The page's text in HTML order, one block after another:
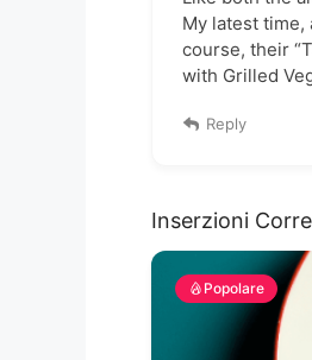
My latest time,
course, their
with Grilled
Reply
Inserzioni
Popolare